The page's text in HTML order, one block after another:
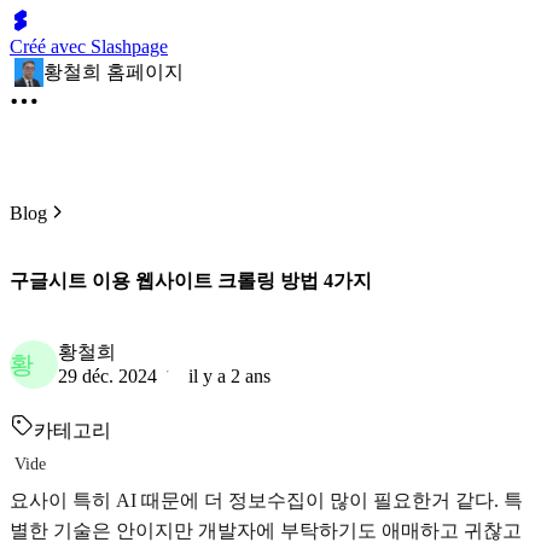
Créé avec Slashpage
황철희 홈페이지
Blog
구글시트 이용 웹사이트 크롤링 방법 4가지
황
황철희
29 déc. 2024
il y a 2 ans
카테고리
Vide
요사이 특히 AI 때문에 더 정보수집이 많이 필요한거 같다. 특
별한 기술은 안이지만 개발자에 부탁하기도 애매하고 귀찮고